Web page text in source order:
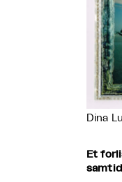
Dina
Et